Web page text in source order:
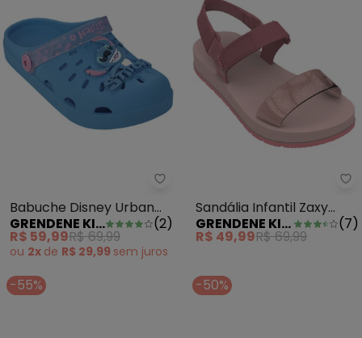
Grendene Kids - Babuche
Babuche Disney Urban
Stitch Azul
GRENDENE KIDS (2)
R$ 59,99R$ 69,99
ou 2x de R$ 29,99 sem juros
Sandália Infantil Zaxy
Way Nude
GRENDENE KIDS (7)
R$ 49,99R$ 69,99
-55% -50%